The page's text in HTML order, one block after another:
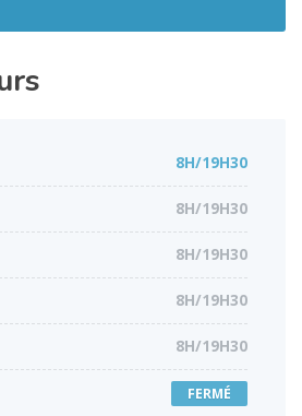
8H/19H30
8H/19H30
8H/19H30
8H/19H30
8H/19H30
FERMÉ